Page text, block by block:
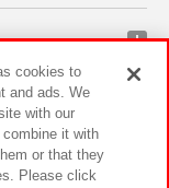
cookies to
and ads. We
with our
it with
or that they
Please click